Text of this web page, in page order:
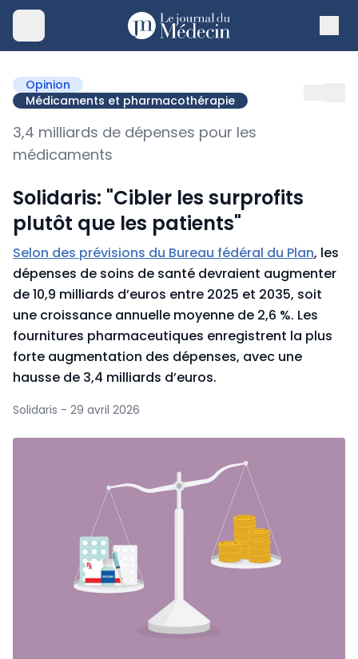
Opinion
Médicaments et pharmacothérapie
3,4 milliards de dépenses pour les
médicaments
Solidaris: "Cibler les surprofits
plutôt que les patients"
Selon des prévisions du Bureau fédéral du Plan, les
dépenses de soins de santé devraient augmenter
de 10,9 milliards d’euros entre 2025 et 2035, soit
une croissance annuelle moyenne de 2,6 %. Les
fournitures pharmaceutiques enregistrent la plus
forte augmentation des dépenses, avec une
hausse de 3,4 milliards d’euros.
Solidaris - 29 avril 2026